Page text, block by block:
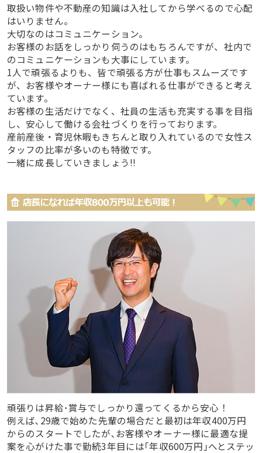
取扱い物件や不動産の知識は入社してから学べるので心配
はいりません。
大切なのはコミュニケーション。
お客様のお話をしっかり伺うのはもちろんですが、社内で
のコミュニケーションも大事にしています。
1人で頑張るよりも、皆で頑張る方が仕事もスムーズです
が、お客様やオーナー様にも喜ばれる仕事ができると考え
ています。
お客様の生活だけでなく、社員の生活も充実する事を目指
し、安心して働ける会社づくりを行っております。
産前産後・育児休暇もきちんと取り入れているので女性ス
タッフの比率が多いのも特徴です。
一緒に成長していきましょう!!
頑張りは昇給･賞与でしっかり還ってくるから安心！
例えば､29歳で始めた先輩の場合だと最初は年収400万円
からのスタートでしたが､お客様やオーナー様に最適な提
案を心がけた事で勤続3年目には｢年収600万円｣へとステッ